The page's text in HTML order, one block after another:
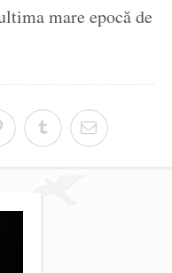
mare epocă de